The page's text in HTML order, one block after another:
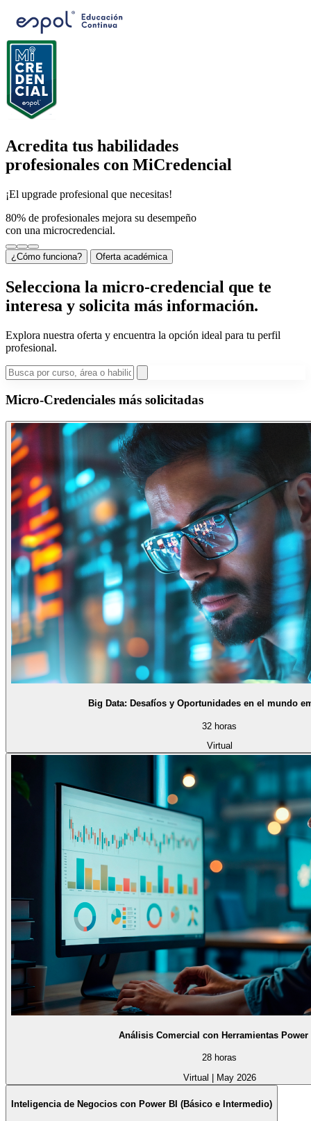
Saltar al contenido principal
Acredita tus habilidades
profesionales con MiCredencial
¡El upgrade profesional que necesitas!
80% de profesionales mejora su desempeño
con una microcredencial.
¿Cómo funciona? Oferta académica
Selecciona la micro-credencial que te
interesa y solicita más información.
Explora nuestra oferta y encuentra la opción ideal para tu perfil
profesional.
Micro-Credenciales más solicitadas
Big Data: Desafíos y Oportunidades en el mundo
32 horas
Virtual
Análisis Comercial con Herramientas Power
28 horas
Virtual | May 2026
Inteligencia de Negocios con Power BI (Básico e Intermedio)